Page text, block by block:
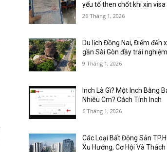
yếu tố then chốt khi xin visa
26 Tháng 1, 2026
Du lịch Đồng Nai, Điểm đến
gần Sài Gòn đầy trải nghiệm
9 Tháng 1, 2026
Inch Là Gì? Một Inch Bằng
Nhiêu Cm? Cách Tính Inch
6 Tháng 1, 2026
Các Loại Bất Động Sản
Xu Hướng, Cơ Hội Và